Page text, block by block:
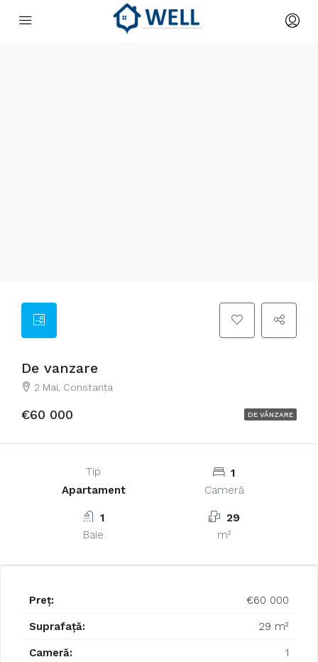
De vanzare
2 Mai, Constanța
€60 000 DE VÂNZARE
Tip
Apartament
1
Cameră
1
Baie
29
m²
Preț: €60 000
Suprafață: 29 m²
Cameră: 1